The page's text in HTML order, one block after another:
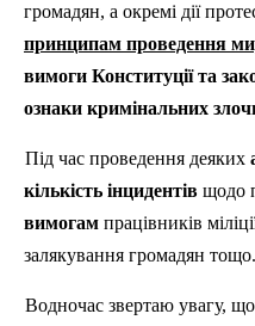
громадян, а окремі дії
принципам проведення
вимоги Конституції та
ознаки кримінальних
Під час проведення деяких
кількість інцидентів щодо
вимогам працівників
залякування громадян тощо.
Водночас звертаю увагу, що